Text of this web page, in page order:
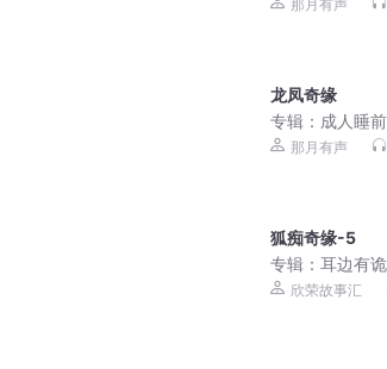
那月有声
龙凤奇缘
专辑： 成人睡
那月有声
狐痴奇缘-5
专辑： 耳边有
谈丨午夜故事丨
欣荣故事汇